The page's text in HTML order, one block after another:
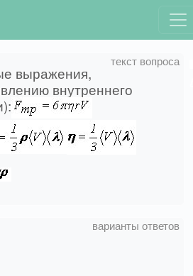
выражения,
внутреннего